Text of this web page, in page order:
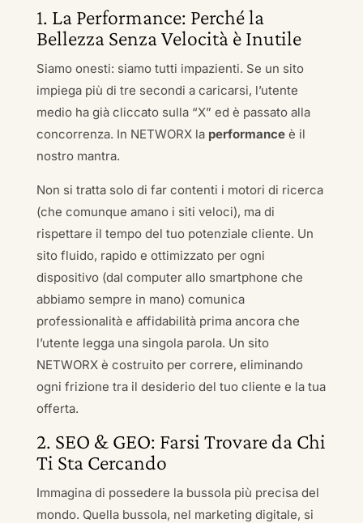
1. La Performance: Perché la
Bellezza Senza Velocità è Inutile
Siamo onesti: siamo tutti impazienti. Se un sito
impiega più di tre secondi a caricarsi, l’utente
medio ha già cliccato sulla “X” ed è passato alla
concorrenza. In NETWORX la performanceè il
nostro mantra.
Non si tratta solo di far contenti i motori di ricerca
(che comunque amano i siti veloci), ma di
rispettare il tempo del tuo potenziale cliente. Un
sito fluido, rapido e ottimizzato per ogni
dispositivo (dal computer allo smartphone che
abbiamo sempre in mano) comunica
professionalità e affidabilità prima ancora che
l’utente legga una singola parola. Un sito
NETWORX è costruito per correre, eliminando
ogni frizione tra il desiderio del tuo cliente e la tua
offerta.
2. SEO & GEO: Farsi Trovare da Chi
Ti Sta Cercando
Immagina di possedere la bussola più precisa del
mondo. Quella bussola, nel marketing digitale, si